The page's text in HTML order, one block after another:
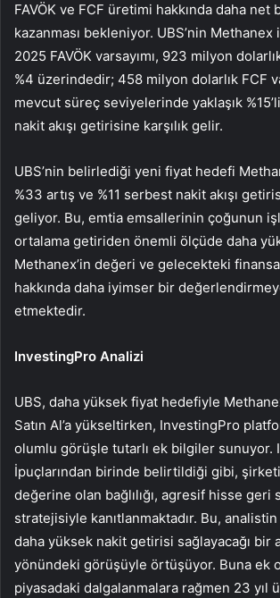
FAVÖK ve FCF üretimi hakkında daha net
kazanması bekleniyor. UBS’nin
2025 FAVÖK varsayımı, 923 milyon
%4 üzerindedir; 458 milyon dolarlık FCF
mevcut süreç seviyelerinde yaklaşık
nakit akışı getirisine karşılık gelir.
UBS’nin belirlediği yeni fiyat hedefi
%33 artış ve %11 serbest nakit akışı
geliyor. Bu, emtia emsallerinin çoğunun
ortalama getiriden önemli ölçüde daha
Methanex’in değeri ve gelecekteki
hakkında daha iyimser bir
etmektedir.
InvestingPro Analizi
UBS, daha yüksek fiyat hedefiyle
Satın Al’a yükseltirken, InvestingPro
olumlu görüşle tutarlı ek bilgiler sunuyor.
İpuçlarından birinde belirtildiği gibi,
değerine olan bağlılığı, agresif hisse geri
stratejisiyle kanıtlanmaktadır. Bu, analistin
daha yüksek nakit getirisi sağlayacağı bir
yönündeki görüşüyle ​​örtüşüyor. Buna ek
piyasadaki dalgalanmalara rağmen 23 yıl